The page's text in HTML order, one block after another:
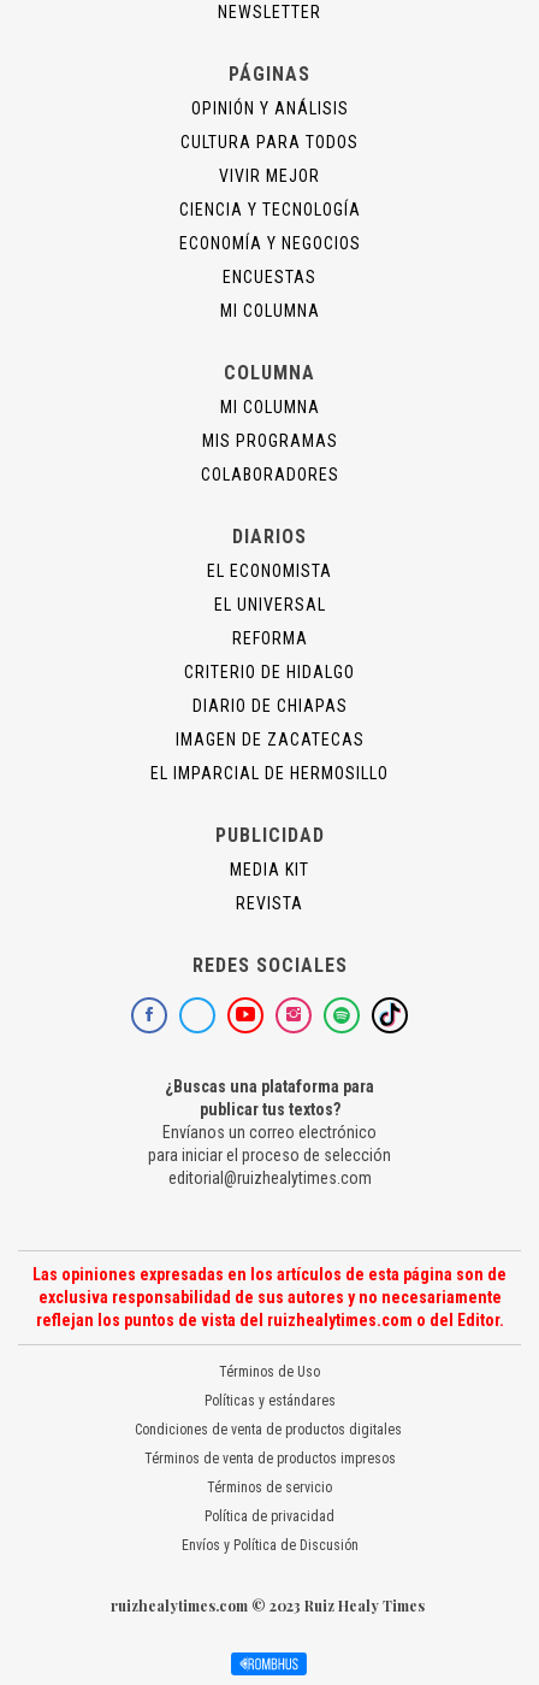
NEWSLETTER
PÁGINAS
OPINIÓN Y ANÁLISIS
CULTURA PARA TODOS
VIVIR MEJOR
CIENCIA Y TECNOLOGÍA
ECONOMÍA Y NEGOCIOS
ENCUESTAS
MI COLUMNA
COLUMNA
MI COLUMNA
MIS PROGRAMAS
COLABORADORES
DIARIOS
EL ECONOMISTA
EL UNIVERSAL
REFORMA
CRITERIO DE HIDALGO
DIARIO DE CHIAPAS
IMAGEN DE ZACATECAS
EL IMPARCIAL DE HERMOSILLO
PUBLICIDAD
MEDIA KIT
REVISTA
REDES SOCIALES
¿Buscas una plataforma para
publicar tus textos?
Envíanos un correo electrónico
para iniciar el proceso de selección
editorial@ruizhealytimes.com
Las opiniones expresadas en los artículos de esta página son de
exclusiva responsabilidad de sus autores y no necesariamente
reflejan los puntos de vista del ruizhealytimes.com o del Editor.
Términos de Uso
Políticas y estándares
Condiciones de venta de productos digitales
Términos de venta de productos impresos
Términos de servicio
Política de privacidad
Envíos y Política de Discusión
ruizhealytimes.com © 2023 Ruiz Healy Times